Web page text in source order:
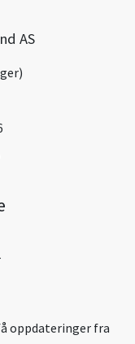
AS
oppdateringer fra